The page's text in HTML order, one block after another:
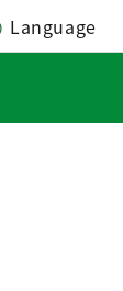
Language